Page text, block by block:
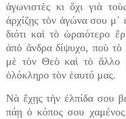
ἀγωνιστὲς κι ὄχι γιὰ
ἀρχίζῃς τὸν ἀγώνα σου μ᾿
διότι καὶ τὸ ὡραιότερο
ἀπὸ ἄνδρα δίψυχο, ποὺ τὸ
μὲ τὸν Θεὸ καὶ τὸ
ὁλόκληρο τὸν ἑαυτό μας.
Νὰ ἔχῃς τὴν ἐλπίδα σου
πάῃ ὁ κόπος σου